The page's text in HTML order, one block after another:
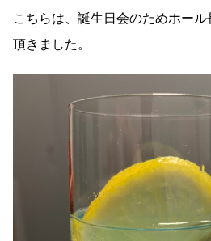
こちらは、誕生日会のためホー
頂きました。